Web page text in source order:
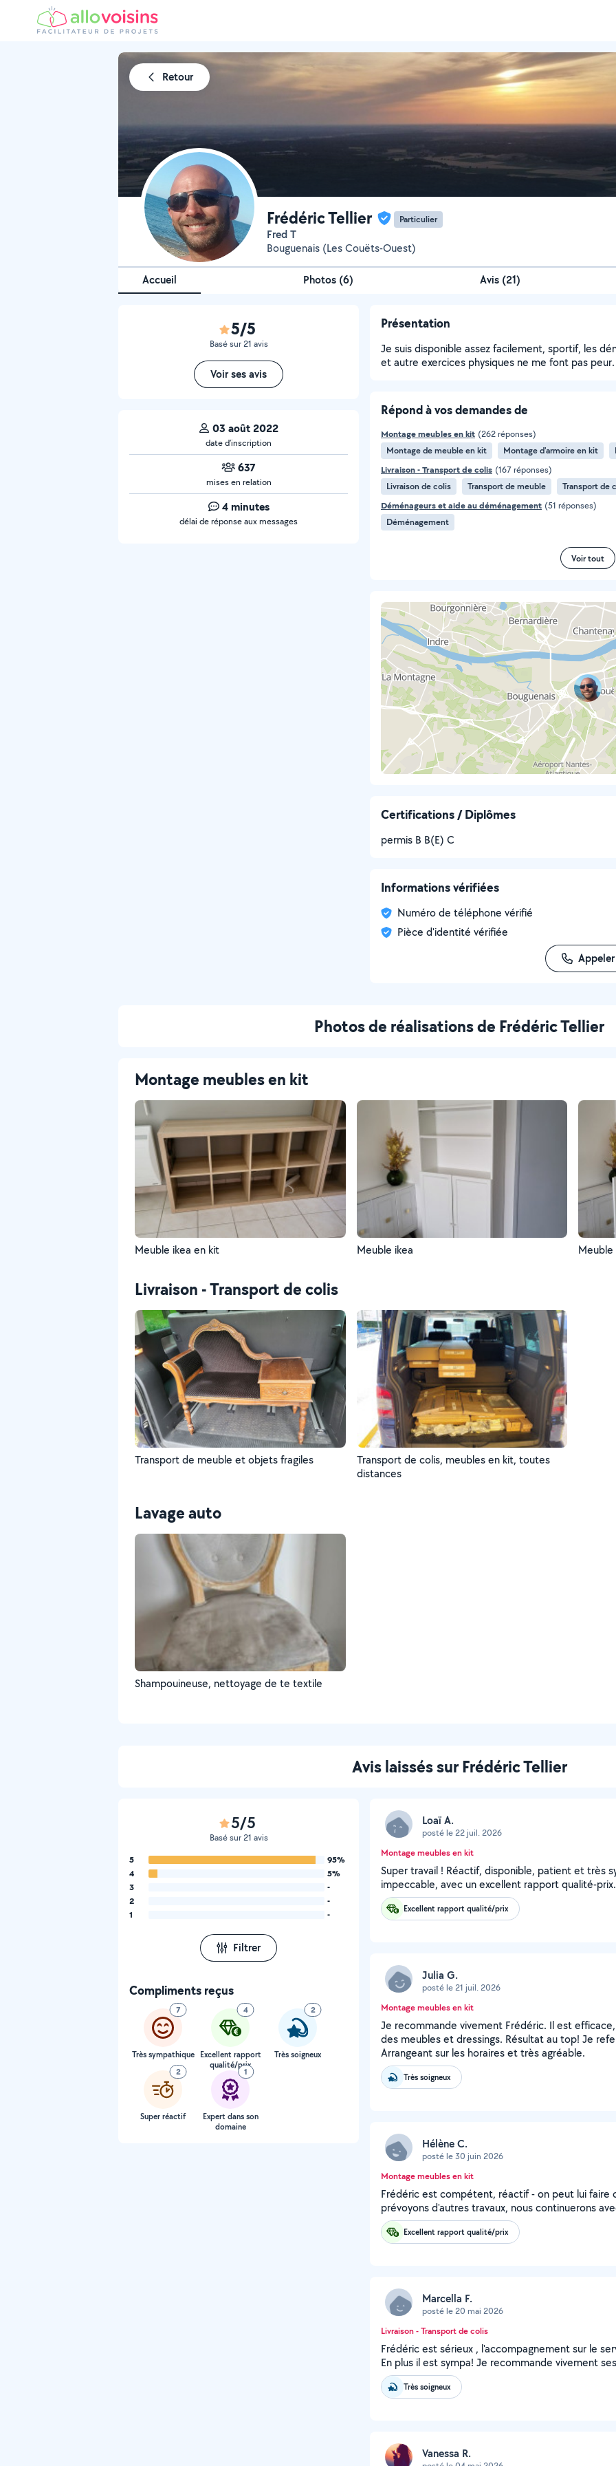
Retour
Frédéric Tellier Particulier
Fred T
Bouguenais (Les Couëts-Ouest)
Accueil Photos (6) Avis (21)
5/5
Basé sur 21 avis
Voir ses avis
03 août 2022
date d’inscription
637
mises en relation
4 minutes
délai de réponse aux messages
Présentation
Je suis disponible assez facilement, sportif, les
et autre exercices physiques ne me font pas peur.
Répond à vos demandes de
Montage meubles en kit (262 réponses)
Montage de meuble en kit
Montage d'armoire en kit
Livraison - Transport de colis (167 réponses)
Livraison de colis
Transport de meuble
Transport de
Déménageurs et aide au déménagement (51 réponses)
Déménagement
Voir tout
Certifications / Diplômes
permis B B(E) C
Informations vérifiées
Numéro de téléphone vérifié
Pièce d'identité vérifiée
Appeler
Photos de réalisations de Frédéric Tellier
Montage meubles en kit
Meuble ikea en kit Meuble ikea Meuble
Livraison - Transport de colis
Transport de meuble et objets fragiles
Transport de colis, meubles en kit, toutes
distances
Lavage auto
Shampouineuse, nettoyage de te textile
Avis laissés sur Frédéric Tellier
5/5
Basé sur 21 avis
5
95%
4
5%
3
-
2
-
1
-
Filtrer
Compliments reçus
7
Très sympathique
4
Excellent rapport
qualité/prix
2
Très soigneux
2
Super réactif
1
Expert dans son
domaine
Loaï A.
posté le 22 juil. 2026
Montage meubles en kit
Super travail ! Réactif, disponible, patient et très
impeccable, avec un excellent rapport qualité-
Excellent rapport qualité/prix
Julia G.
posté le 21 juil. 2026
Montage meubles en kit
Je recommande vivement Frédéric. Il est
des meubles et dressings. Résultat au top! Je
Arrangeant sur les horaires et très agréable.
Très soigneux
Hélène C.
posté le 30 juin 2026
Montage meubles en kit
Frédéric est compétent, réactif - on peut lui faire
prévoyons d'autres travaux, nous continuerons
Excellent rapport qualité/prix
Marcella F.
posté le 20 mai 2026
Livraison - Transport de colis
Frédéric est sérieux , l'accompagnement sur le
En plus il est sympa! Je recommande vivement
Très soigneux
Vanessa R.